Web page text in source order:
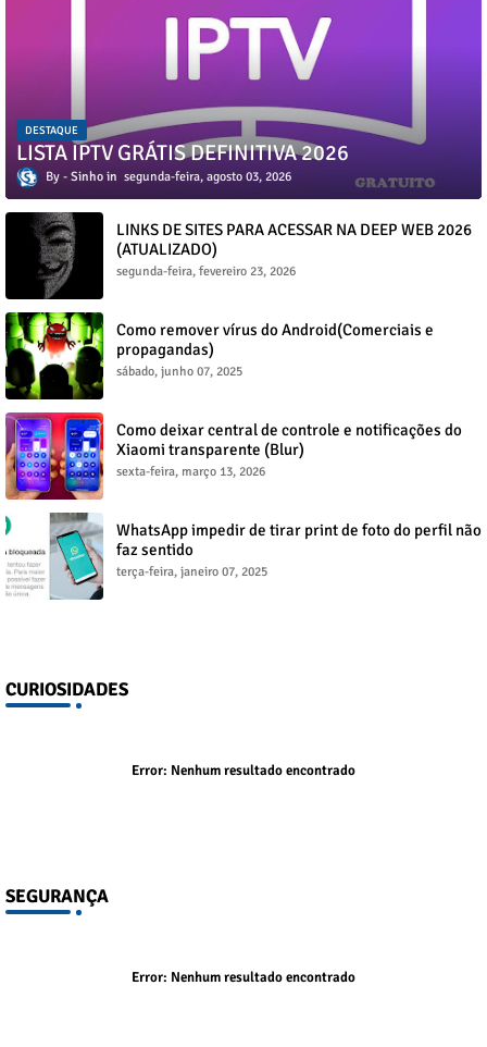
DESTAQUE
LISTA IPTV GRÁTIS DEFINITIVA 2026
Sinho segunda-feira, agosto 03, 2026
LINKS DE SITES PARA ACESSAR NA DEEP WEB 2026
(ATUALIZADO)
segunda-feira, fevereiro 23, 2026
Como remover vírus do Android(Comerciais e
propagandas)
sábado, junho 07, 2025
Como deixar central de controle e notificações do
Xiaomi transparente (Blur)
sexta-feira, março 13, 2026
WhatsApp impedir de tirar print de foto do perfil não
faz sentido
terça-feira, janeiro 07, 2025
CURIOSIDADES
Error: Nenhum resultado encontrado
SEGURANÇA
Error: Nenhum resultado encontrado